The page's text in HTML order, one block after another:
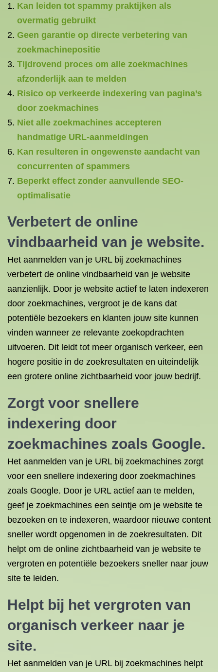
Kan leiden tot spammy praktijken als
overmatig gebruikt
Geen garantie op directe verbetering van
zoekmachinepositie
Tijdrovend proces om alle zoekmachines
afzonderlijk aan te melden
Risico op verkeerde indexering van pagina’s
door zoekmachines
Niet alle zoekmachines accepteren
handmatige URL-aanmeldingen
Kan resulteren in ongewenste aandacht van
concurrenten of spammers
Beperkt effect zonder aanvullende SEO-
optimalisatie
Verbetert de online
vindbaarheid van je website.
Het aanmelden van je URL bij zoekmachines
verbetert de online vindbaarheid van je website
aanzienlijk. Door je website actief te laten indexeren
door zoekmachines, vergroot je de kans dat
potentiële bezoekers en klanten jouw site kunnen
vinden wanneer ze relevante zoekopdrachten
uitvoeren. Dit leidt tot meer organisch verkeer, een
hogere positie in de zoekresultaten en uiteindelijk
een grotere online zichtbaarheid voor jouw bedrijf.
Zorgt voor snellere
indexering door
zoekmachines zoals Google.
Het aanmelden van je URL bij zoekmachines zorgt
voor een snellere indexering door zoekmachines
zoals Google. Door je URL actief aan te melden,
geef je zoekmachines een seintje om je website te
bezoeken en te indexeren, waardoor nieuwe content
sneller wordt opgenomen in de zoekresultaten. Dit
helpt om de online zichtbaarheid van je website te
vergroten en potentiële bezoekers sneller naar jouw
site te leiden.
Helpt bij het vergroten van
organisch verkeer naar je
site.
Het aanmelden van je URL bij zoekmachines helpt